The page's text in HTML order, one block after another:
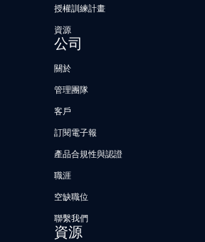
授權訓練計畫
資源
公司
關於
管理團隊
客戶
訂閱電子報
產品合規性與認證
職涯
空缺職位
聯繫我們
資源